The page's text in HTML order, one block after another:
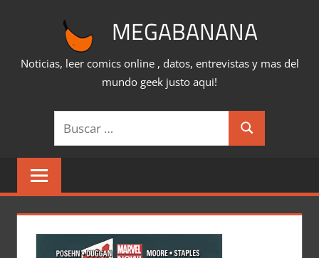
MEGABANANA
Noticias, leer comics online , datos, entrevistas y mas del
mundo geek justo aqui!
Buscar:
Buscar